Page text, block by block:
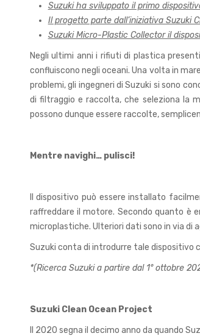
Suzuki ha sviluppato il primo
Il progetto parte dall’iniziativa Suzuki
Suzuki Micro-Plastic Collector il
Negli ultimi anni i rifiuti di plastica
confluiscono negli oceani. Una volta in
problemi, gli ingegneri di Suzuki si sono
di filtraggio e raccolta, che seleziona la
possono dunque essere raccolte,
Mentre navighi… pulisci!
Il dispositivo può essere installato
raffreddare il motore. Secondo quanto è
microplastiche. Ulteriori dati sono in via di
Suzuki conta di introdurre tale dispositivo
*(Ricerca Suzuki a partire dal 1° ottobre
Suzuki Clean Ocean Project
Il 2020 segna il decimo anno da quando